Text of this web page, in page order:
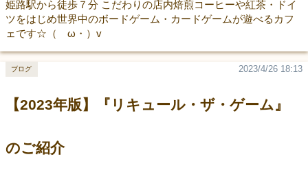
姫路駅から徒歩７分 こだわりの店内焙煎コーヒーや紅茶・ドイ
ツをはじめ世界中のボードゲーム・カードゲームが遊べるカフ
ェです☆（ゝω・）v
【2023年版】『リキュール・ザ・ゲーム』
のご紹介
2023/4/26 18:13
ブログ